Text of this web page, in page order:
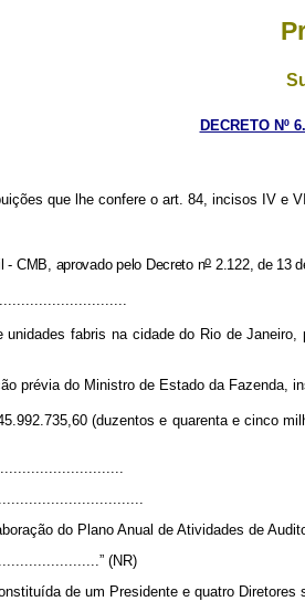
DECRETO Nº
que lhe confere o art. 84, incisos IV e
CMB, aprovado pelo Decreto no2.122, de 13
unidades fabris na cidade do Rio de
prévia do Ministro de Estado da Fazenda,
(duzentos e quarenta e cinco
do Plano Anual de Atividades de
(NR)
de um Presidente e quatro